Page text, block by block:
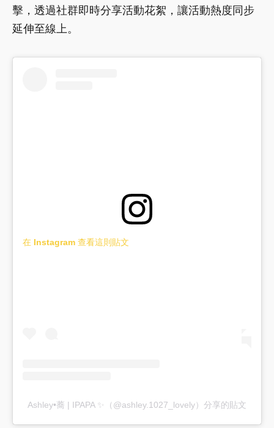
擊，透過社群即時分享活動花絮，讓活動熱度同步
延伸至線上。
在 Instagram 查看這則貼文
Ashley•蕎 | IPAPA ✨（@ashley.1027_lovely）分享的貼文